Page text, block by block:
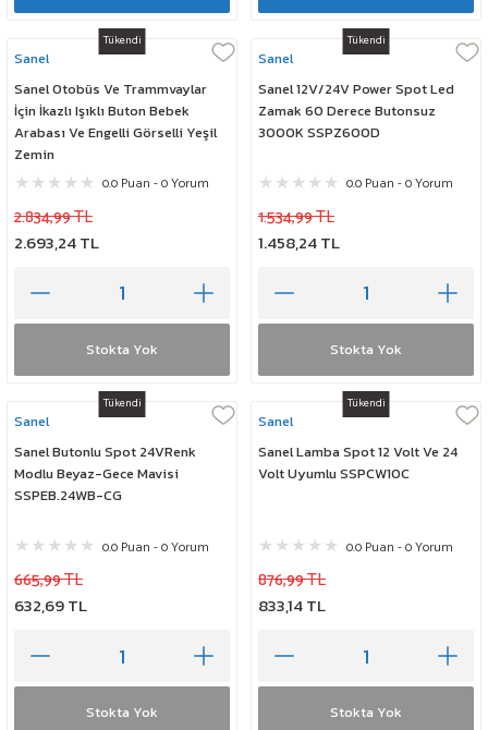
Tükendi
Sanel
Sanel Otobüs Ve Trammvaylar
İçin İkazlı Işıklı Buton Bebek
Arabası Ve Engelli Görselli Yeşil
Zemin
0.0 Puan - 0 Yorum
2.834,99 TL
2.693,24 TL
Stokta Yok
Tükendi
Sanel
Sanel 12V/24V Power Spot Led
Zamak 60 Derece Butonsuz
3000K SSPZ600D
0.0 Puan - 0 Yorum
1.534,99 TL
1.458,24 TL
Stokta Yok
Tükendi
Sanel
Sanel Butonlu Spot 24VRenk
Modlu Beyaz-Gece Mavisi
SSPEB.24WB-CG
0.0 Puan - 0 Yorum
665,99 TL
632,69 TL
Stokta Yok
Tükendi
Sanel
Sanel Lamba Spot 12 Volt Ve 24
Volt Uyumlu SSPCW10C
0.0 Puan - 0 Yorum
876,99 TL
833,14 TL
Stokta Yok